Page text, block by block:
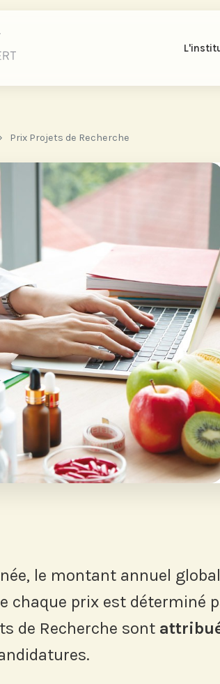
Prix Projets de Recherche
le montant annuel
chaque prix est déterminé
de Recherche sont